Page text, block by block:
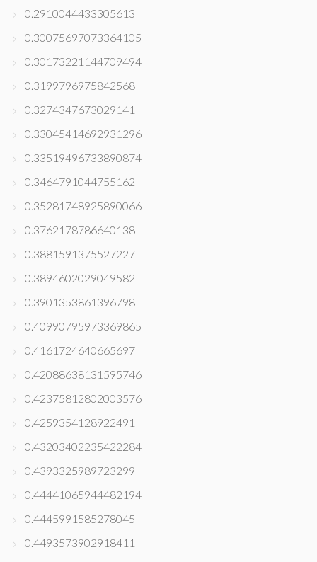
0.2910044433305613
0.30075697073364105
0.30173221144709494
0.3199796975842568
0.3274347673029141
0.33045414692931296
0.33519496733890874
0.3464791044755162
0.35281748925890066
0.3762178786640138
0.3881591375527227
0.3894602029049582
0.3901353861396798
0.40990795973369865
0.4161724640665697
0.42088638131595746
0.42375812802003576
0.4259354128922491
0.43203402235422284
0.4393325989723299
0.44441065944482194
0.4445991585278045
0.4493573902918411